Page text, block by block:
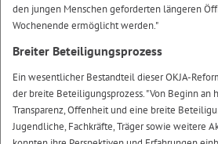
den jungen Menschen geforderten längeren
Wochenende ermöglicht werden."
Breiter Beteiligungsprozess
Ein wesentlicher Bestandteil dieser OKJA-
der breite Beteiligungsprozess. "Von Beginn an
Transparenz, Offenheit und eine breite
Jugendliche, Fachkräfte, Träger sowie weitere